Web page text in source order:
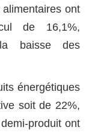
ont
de 16,1%,
baisse des
énergétiques
soit de 22%,
produit ont